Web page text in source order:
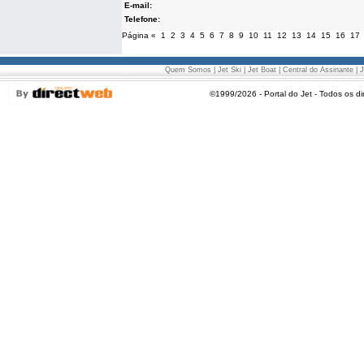
E-mail:
Telefone:
Página « 1 2 3 4 5 6 7 8 9 10 11 12 13 14 15 16 17
Quem Somos Jet Ski Jet Boat Central do Assinante
©1999/2026 - Portal do Jet - Todos os